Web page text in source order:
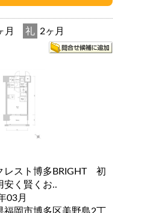
月 礼 2ヶ月
レスト博多BRIGHT 初
安く賢くお..
03月